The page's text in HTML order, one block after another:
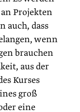
Projekten
auch, dass
wenn
brauchen
aus der
Kurses
groß
eine